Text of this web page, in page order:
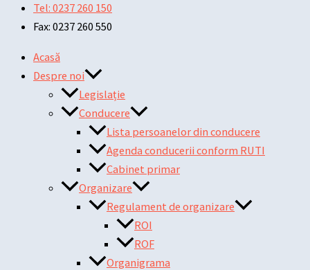
Tel: 0237 260 150
Fax: 0237 260 550
Acasă
Despre noi
Legislație
Conducere
Lista persoanelor din conducere
Agenda conducerii conform RUTI
Cabinet primar
Organizare
Regulament de organizare
ROI
ROF
Organigrama